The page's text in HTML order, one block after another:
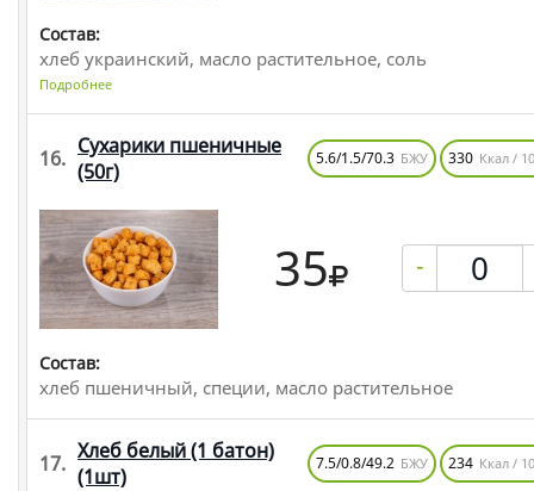
Состав:
хлеб украинский, масло растительное, соль
Подробнее
16. Сухарики пшеничные
(50г)
5.6/1.5/70.3 БЖУ 330 Ккал /
35 -
Состав:
хлеб пшеничный, специи, масло растительное
17. Хлеб белый (1 батон)
(1шт)
7.5/0.8/49.2 БЖУ 234 Ккал /